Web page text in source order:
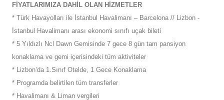
FİYATLARIMIZA DAHİL OLAN HİZMETLER
* Türk Havayolları ile İstanbul Havalimanı – Barcelona // Lizbon -
İstanbul Havalimanı arası ekonomi sınıfı uçak bileti
* 5 Yıldızlı Ncl Dawn Gemisinde 7 gece 8 gün tam pansiyon
konaklama ve gemi içerisindeki tüm aktiviteler
* Lizbon’da 1.Sınıf Otelde, 1 Gece Konaklama
* Programda belirtilen tüm transferler
* Havalimanı & Liman vergileri